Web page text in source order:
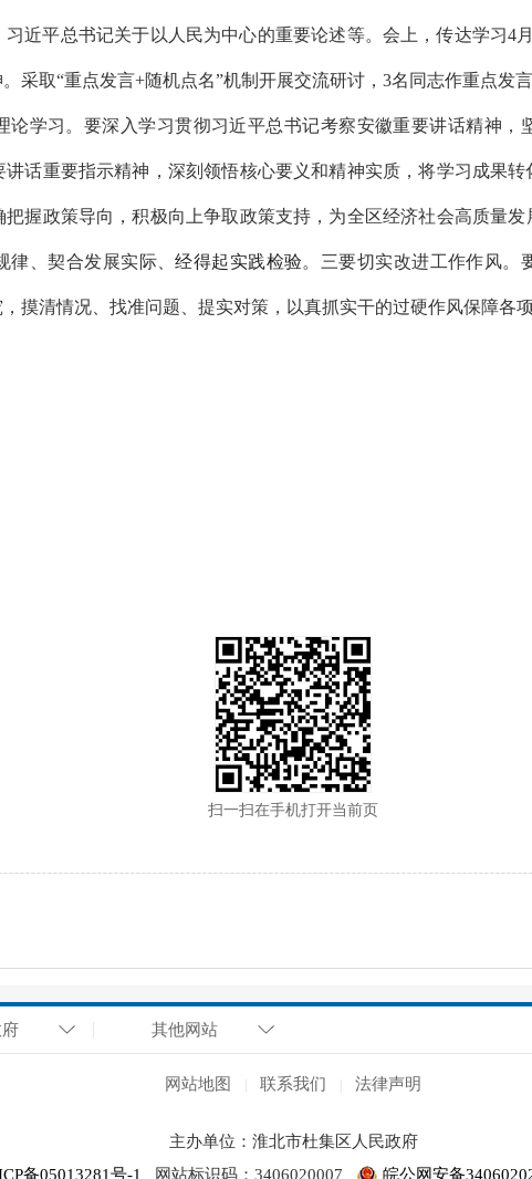
近平总书记关于以人民为中心的重要论述等。会上，传达学习4月
。 采取“重点发言+随机点名”机制开展交流研讨， 3名同志作重点发
论学习。 要深入学习贯彻习近平总书记考察安徽重要讲话精神，
话重要指示精神，深刻领悟核心要义和精神实质，将学习成果转
把握政策导向，积极向上争取政策支持，为全区经济社会高质量发
律、契合发展实际、经得起实践检验。 三要切实改进工作作风。
摸清情况、找准问题、提实对策，以真抓实干的过硬作风保障各项
扫一扫在手机打开当前页
其他网站
网站地图 联系我们 法律声明
主办单位：淮北市杜集区人民政府
备05013281号-1
网站标识码：3406020007 皖公网安备